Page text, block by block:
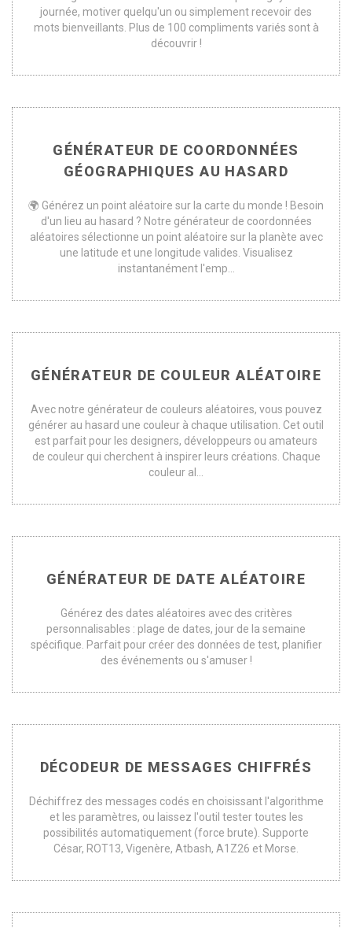
journée, motiver quelqu'un ou simplement recevoir des
mots bienveillants. Plus de 100 compliments variés sont à
découvrir !
GÉNÉRATEUR DE COORDONNÉES
GÉOGRAPHIQUES AU HASARD
🌍 Générez un point aléatoire sur la carte du monde ! Besoin
d'un lieu au hasard ? Notre générateur de coordonnées
aléatoires sélectionne un point aléatoire sur la planète avec
une latitude et une longitude valides. Visualisez
instantanément l'emp...
GÉNÉRATEUR DE COULEUR ALÉATOIRE
Avec notre générateur de couleurs aléatoires, vous pouvez
générer au hasard une couleur à chaque utilisation. Cet outil
est parfait pour les designers, développeurs ou amateurs
de couleur qui cherchent à inspirer leurs créations. Chaque
couleur al...
GÉNÉRATEUR DE DATE ALÉATOIRE
Générez des dates aléatoires avec des critères
personnalisables : plage de dates, jour de la semaine
spécifique. Parfait pour créer des données de test, planifier
des événements ou s'amuser !
DÉCODEUR DE MESSAGES CHIFFRÉS
Déchiffrez des messages codés en choisissant l'algorithme
et les paramètres, ou laissez l'outil tester toutes les
possibilités automatiquement (force brute). Supporte
César, ROT13, Vigenère, Atbash, A1Z26 et Morse.